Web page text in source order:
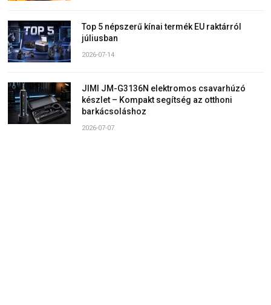
Top 5 népszerű kínai termék EU raktárról
júliusban
2026-07-14
JIMI JM-G3136N elektromos csavarhúzó
készlet – Kompakt segítség az otthoni
barkácsoláshoz
2026-07-07